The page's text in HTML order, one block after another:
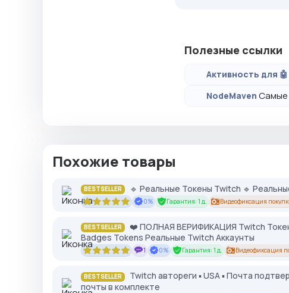
Полезные ссылки
Активность для
NodeMaven Самые
Похожие товары
BESTSELLER 🔹 Реальные Токены Twitch 🔹
0% Гарантия: 1 д. Видеофиксация
BESTSELLER
❤️ ПОЛНАЯ ВЕРИФИКАЦИЯ Twitch
Badges Tokens Реальные Twitch Аккаунты
1 0% Гарантия: 1 д. Видеофиксация
BESTSELLER
Twitch автореги ▪︎ USA ▪︎ Почта
почты в комплекте